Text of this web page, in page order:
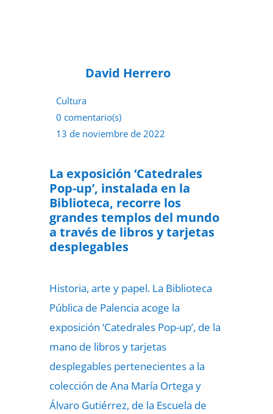
David Herrero
Cultura
0 comentario(s)
13 de noviembre de 2022
La exposición ‘Catedrales
Pop-up’, instalada en la
Biblioteca, recorre los
grandes templos del mundo
a través de libros y tarjetas
desplegables
Historia, arte y papel. La Biblioteca
Pública de Palencia acoge la
exposición ‘Catedrales Pop-up’, de la
mano de libros y tarjetas
desplegables pertenecientes a la
colección de Ana María Ortega y
Álvaro Gutiérrez, de la Escuela de